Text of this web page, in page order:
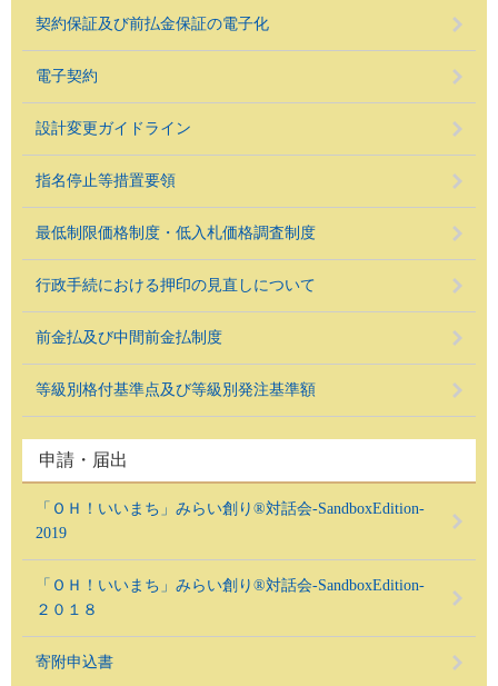
契約保証及び前払金保証の電子化
電子契約
設計変更ガイドライン
指名停止等措置要領
最低制限価格制度・低入札価格調査制度
行政手続における押印の見直しについて
前金払及び中間前金払制度
等級別格付基準点及び等級別発注基準額
申請・届出
「ＯＨ！いいまち」みらい創り®対話会‐SandboxEdition-
2019
「ＯＨ！いいまち」みらい創り®対話会‐SandboxEdition-
２０１８
寄附申込書